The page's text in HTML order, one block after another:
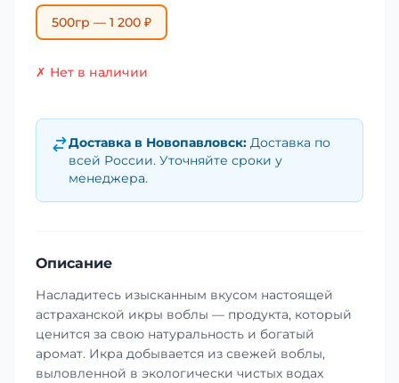
500гр — 1 200 ₽
✗ Нет в наличии
Доставка в Новопавловск: Доставка по
всей России. Уточняйте сроки у
менеджера.
Описание
Насладитесь изысканным вкусом настоящей
астраханской икры воблы — продукта, который
ценится за свою натуральность и богатый
аромат. Икра добывается из свежей воблы,
выловленной в экологически чистых водах